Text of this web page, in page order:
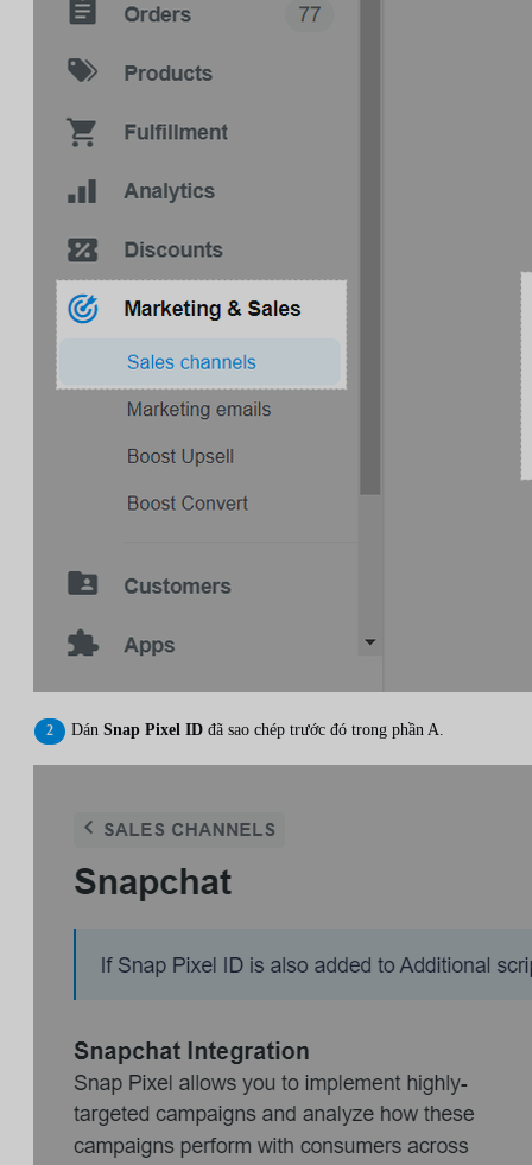
Dán Snap Pixel ID đã sao chép trước đó trong phần A.